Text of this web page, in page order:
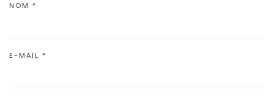
NOM *
E-MAIL *